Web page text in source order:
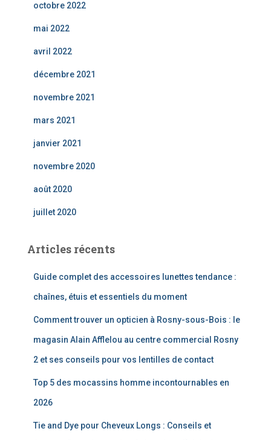
octobre 2022
mai 2022
avril 2022
décembre 2021
novembre 2021
mars 2021
janvier 2021
novembre 2020
août 2020
juillet 2020
Articles récents
Guide complet des accessoires lunettes tendance :
chaînes, étuis et essentiels du moment
Comment trouver un opticien à Rosny-sous-Bois : le
magasin Alain Afflelou au centre commercial Rosny
2 et ses conseils pour vos lentilles de contact
Top 5 des mocassins homme incontournables en
2026
Tie and Dye pour Cheveux Longs : Conseils et